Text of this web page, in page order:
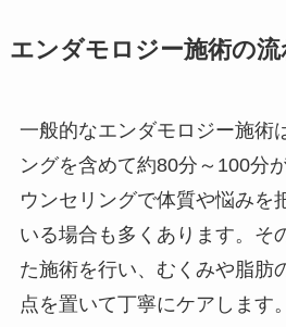
エンダモロジー施術の流
一般的なエンダモロジー施術
ングを含めて約80分～100分
ウンセリングで体質や悩みを
いる場合も多くあります。そ
た施術を行い、むくみや脂肪
点を置いて丁寧にケアします。